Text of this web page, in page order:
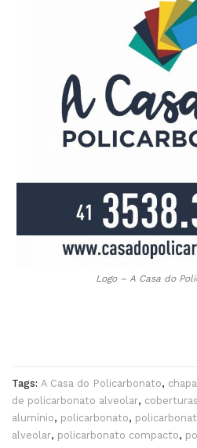
Logo – A Casa do
Tags: A Casa do Policarbonato,
de policarbonato alveolar,
alumínio, policarbonato,
alveolar, policarbonato compacto,